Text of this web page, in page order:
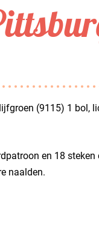
(9115) 1 bol,
en 18
naalden.